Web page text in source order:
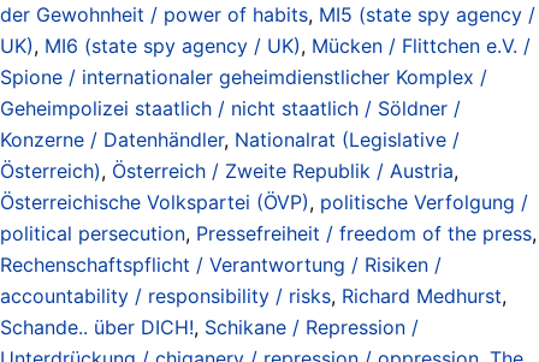
der Gewohnheit / power of habits, MI5 (state spy agency /
UK), MI6 (state spy agency / UK), Mücken / Flittchen e.V. /
Spione / internationaler geheimdienstlicher Komplex /
Geheimpolizei staatlich / nicht staatlich / Söldner /
Konzerne / Datenhändler, Nationalrat (Legislative /
Österreich), Österreich / Zweite Republik / Austria,
Österreichische Volkspartei (ÖVP), politische Verfolgung /
political persecution, Pressefreiheit / freedom of the press,
Rechenschaftspflicht / Verantwortung / Risiken /
accountability / responsibility / risks, Richard Medhurst,
Schande.. über DICH!, Schikane / Repression /